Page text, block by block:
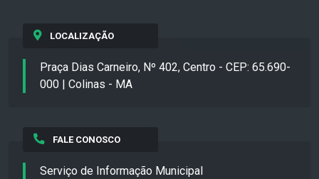
LOCALIZAÇÃO
Praça Dias Carneiro, Nº 402, Centro - CEP: 65.690-
000 | Colinas - MA
FALE CONOSCO
Serviço de Informação Municipal